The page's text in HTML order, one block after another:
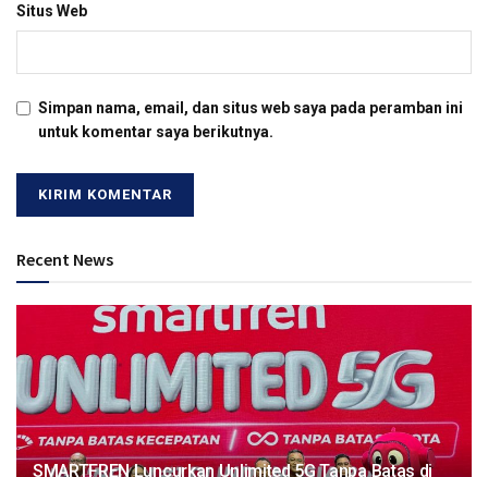
Situs Web
Simpan nama, email, dan situs web saya pada peramban ini
untuk komentar saya berikutnya.
Recent News
SMARTFREN Luncurkan Unlimited 5G Tanpa Batas di